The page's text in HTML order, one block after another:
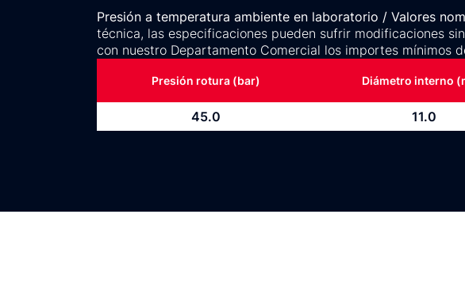
Presión a temperatura ambiente en laboratorio / Valores
técnica, las especificaciones pueden sufrir modificaciones
con nuestro Departamento Comercial los importes mínimos
Presión rotura (bar) Diámetro interno
45.0 11.0